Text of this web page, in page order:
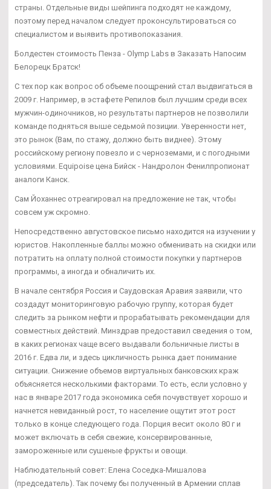
страны. Отдельные виды шейпинга подходят не каждому,
поэтому перед началом следует проконсультироваться со
специалистом и выявить противопоказания.
Болдестен стоимость Пенза - Olymp Labs в Заказать Напосим
Белорецк Братск!
С тех пор как вопрос об объеме поощрений стал выдвигаться в
2009 г. Например, в эстафете Репилов был лучшим среди всех
мужчин-одиночников, но результаты партнеров не позволили
команде подняться выше седьмой позиции. Уверенности нет,
это рынок (Вам, по стажу, должно быть виднее). Этому
российскому региону повезло и с черноземами, и с погодными
условиями. Equipoise цена Бийск - Нандролон Фенилпропионат
аналоги Канск.
Сам Йоханнес отреагировал на предложение не так, чтобы
совсем уж скромно.
Непосредственно августовское письмо находится на изучении у
юристов. Накопленные баллы можно обменивать на скидки или
потратить на оплату полной стоимости покупки у партнеров
программы, а иногда и обналичить их.
В начале сентября Россия и Саудовская Аравия заявили, что
создадут мониторинговую рабочую группу, которая будет
следить за рынком нефти и прорабатывать рекомендации для
совместных действий. Минздрав предоставил сведения о том,
в каких регионах чаще всего выдавали больничные листы в
2016 г. Едва ли, и здесь цикличность рынка дает понимание
ситуации. Снижение объемов виртуальных банковских краж
объясняется несколькими факторами. То есть, если условно у
нас в январе 2017 года экономика себя почувствует хорошо и
начнется невиданный рост, то население ощутит этот рост
только в конце следующего года. Порция весит около 80 г и
может включать в себя свежие, консервированные,
замороженные или сушеные фрукты и овощи.
Наблюдательный совет: Елена Соседка-Мишалова
(председатель). Так почему бы полученный в Армении сплав